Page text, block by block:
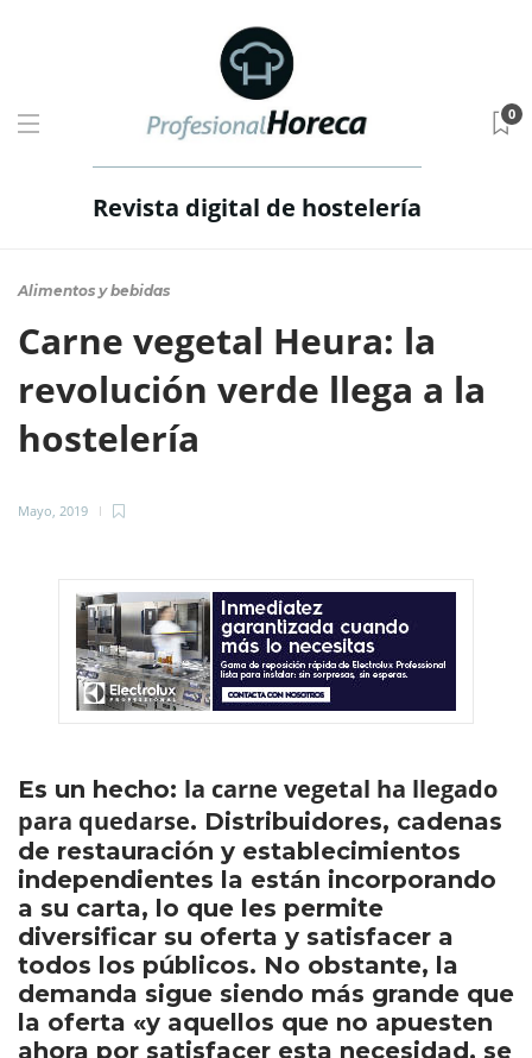
Revista digital de hostelería
0
Alimentos y bebidas
Carne vegetal Heura: la
revolución verde llega a la
hostelería
Mayo, 2019
Es un hecho: la carne vegetal ha llegado
para quedarse. Distribuidores, cadenas
de restauración y establecimientos
independientes la están incorporando
a su carta, lo que les permite
diversificar su oferta y satisfacer a
todos los públicos. No obstante, la
demanda sigue siendo más grande que
la oferta «y aquellos que no apuesten
ahora por satisfacer esta necesidad, se